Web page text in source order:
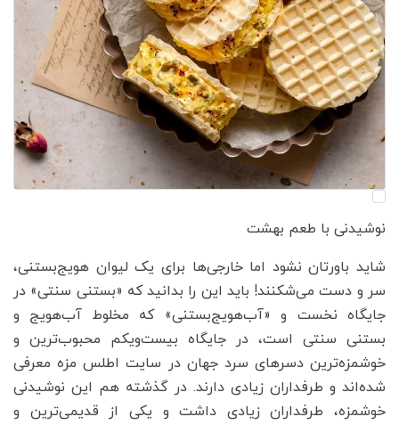
نوشیدنی با طعم بهشت
شاید باورتان نشود اما خارجی‌ها برای یک لیوان هویج‌بستنی،
سر و دست می‌شکنند! باید این را بدانید که «بستنی سنتی» در
جایگاه نخست و «آب‌هویج‌بستنی» که مخلوط آب‌هویج و
بستنی سنتی است، در جایگاه بیست‌ویکم محبوب‌ترین و
خوشمزه‌ترین دسرهای سرد جهان در سایت اطلس مزه معرفی
شده‌اند و طرفداران زیادی دارند. در گذشته هم این نوشیدنی
خوشمزه، طرفداران زیادی داشت‌ و یکی از قدیمی‌ترین و